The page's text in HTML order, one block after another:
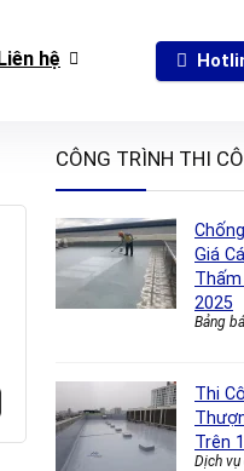
hệ
CÔNG TRÌNH THI
Giá
Thấm
2025
Bảng
Thi
Trên
Dịch